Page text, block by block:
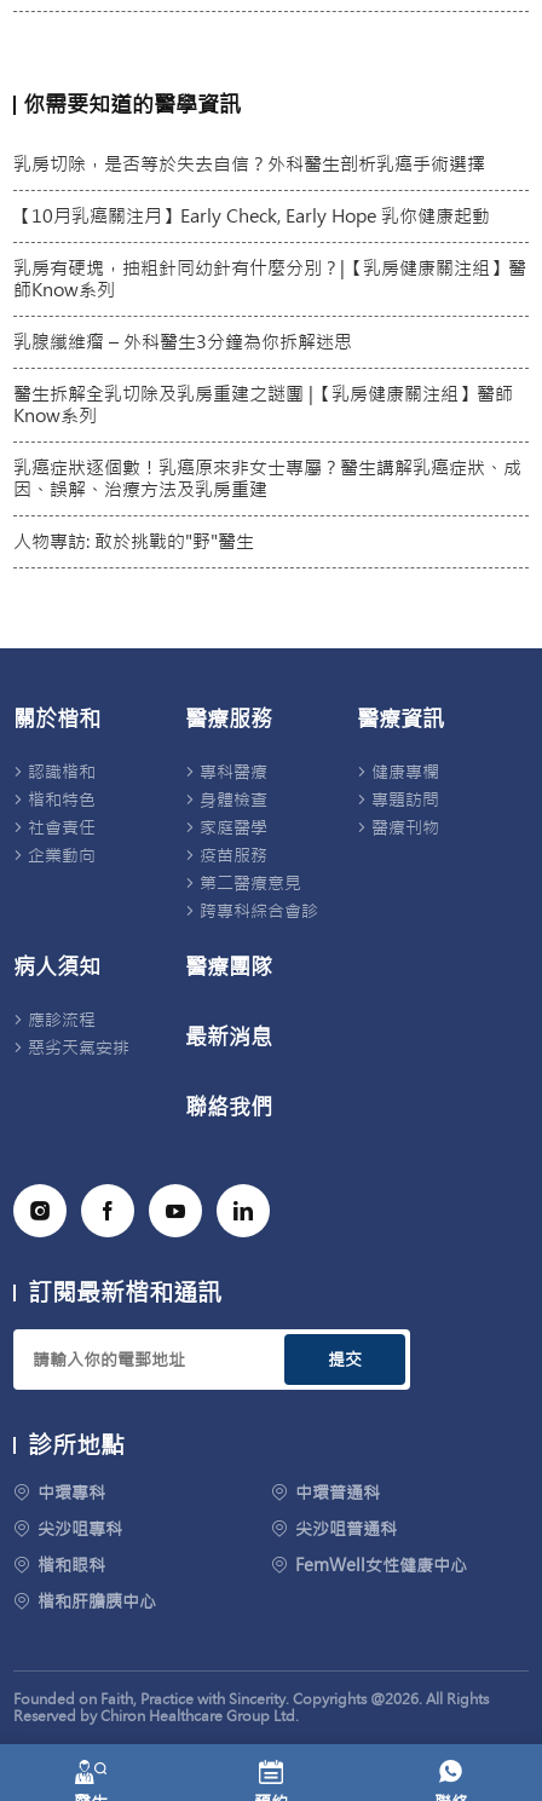
你需要知道的醫學資訊
乳房切除，是否等於失去自信？外科醫生剖析乳癌手術選擇
【10月乳癌關注月】Early Check, Early Hope 乳你健康起動
乳房有硬塊，抽粗針同幼針有什麼分別？|【乳房健康關注組】醫
師Know系列
乳腺纖維瘤 – 外科醫生3分鐘為你拆解迷思
醫生拆解全乳切除及乳房重建之謎團 |【乳房健康關注組】醫師
Know系列
乳癌症狀逐個數！乳癌原來非女士專屬？醫生講解乳癌症狀、成
因、誤解、治療方法及乳房重建
人物專訪: 敢於挑戰的"野"醫生
關於楷和
認識楷和
楷和特色
社會責任
企業動向
醫療服務
專科醫療
身體檢查
家庭醫學
疫苗服務
第二醫療意見
跨專科綜合會診
醫療資訊
健康專欄
專題訪問
醫療刊物
病人須知
應診流程
惡劣天氣安排
醫療團隊
最新消息
聯絡我們
訂閱最新楷和通訊
提交
診所地點
中環專科
中環普通科
尖沙咀專科
尖沙咀普通科
楷和眼科
FemWell女性健康中心
楷和肝膽胰中心
Founded on Faith, Practice with Sincerity. Copyrights @2026. All Rights
Reserved by Chiron Healthcare Group Ltd.